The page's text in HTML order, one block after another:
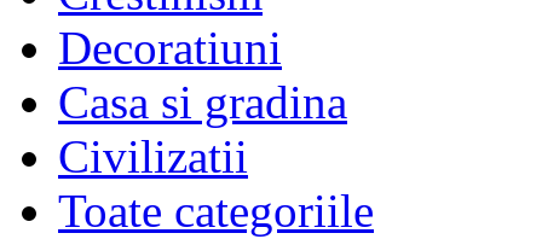
Decoratiuni
Casa si gradina
Civilizatii
Toate categoriile